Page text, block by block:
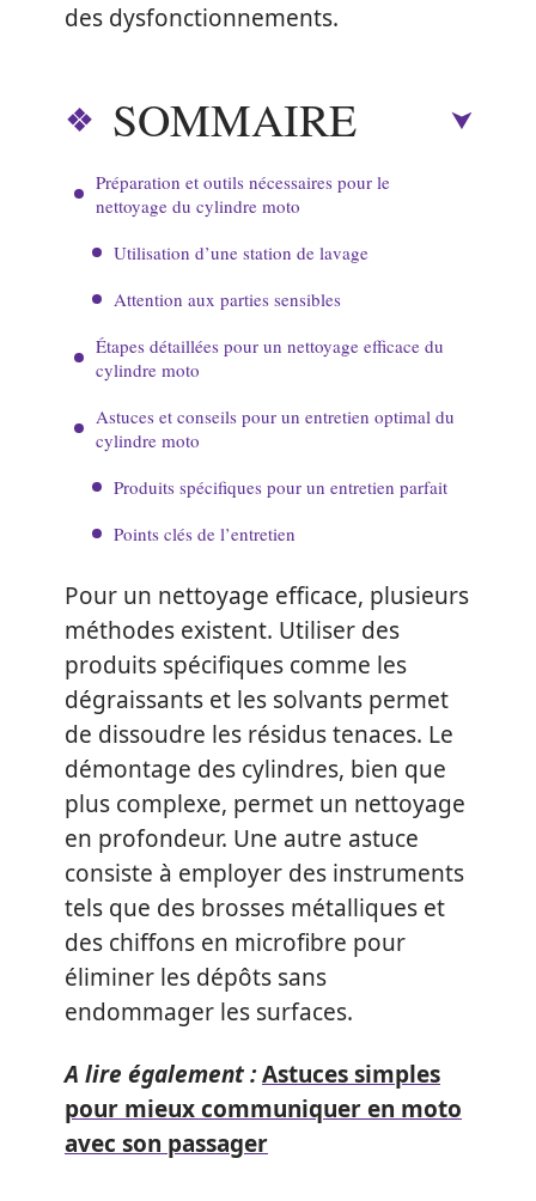
des dysfonctionnements.
SOMMAIRE
Préparation et outils nécessaires pour le
nettoyage du cylindre moto
Utilisation d’une station de lavage
Attention aux parties sensibles
Étapes détaillées pour un nettoyage efficace du
cylindre moto
Astuces et conseils pour un entretien optimal du
cylindre moto
Produits spécifiques pour un entretien parfait
Points clés de l’entretien
Pour un nettoyage efficace, plusieurs
méthodes existent. Utiliser des
produits spécifiques comme les
dégraissants et les solvants permet
de dissoudre les résidus tenaces. Le
démontage des cylindres, bien que
plus complexe, permet un nettoyage
en profondeur. Une autre astuce
consiste à employer des instruments
tels que des brosses métalliques et
des chiffons en microfibre pour
éliminer les dépôts sans
endommager les surfaces.
A lire également :Astuces simples
pour mieux communiquer en moto
avec son passager